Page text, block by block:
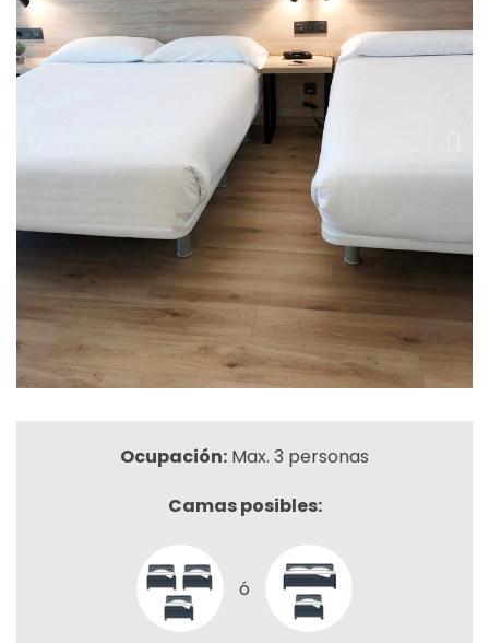
Ocupación: Max. 3 personas
Camas posibles:
ó